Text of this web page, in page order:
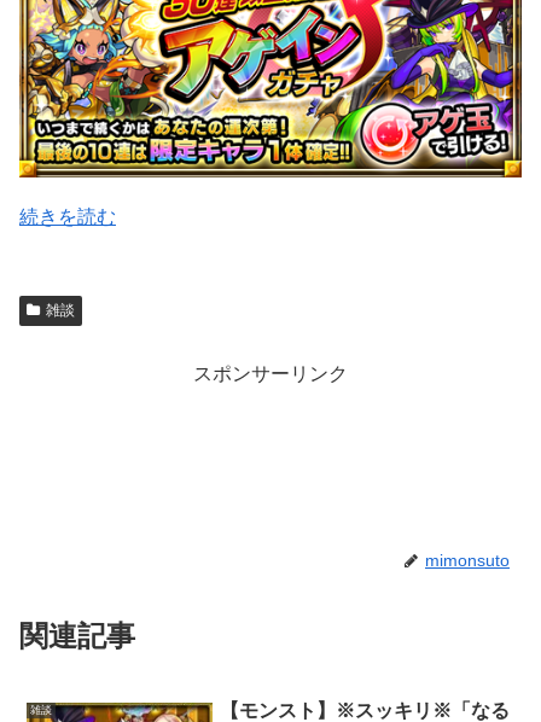
続きを読む
雑談
スポンサーリンク
mimonsuto
関連記事
雑談
【モンスト】※スッキリ※「なる